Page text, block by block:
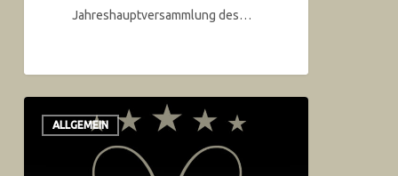
Jahreshauptversammlung des…
ALLGEMEIN